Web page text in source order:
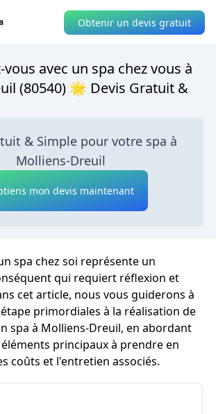
Obtenir un devis gratuit
avec un spa chez vous à
(80540) 🌟 Devis Gratuit &
& Simple pour votre spa à
Molliens-Dreuil
mon devis maintenant
spa chez soi représente un
qui requiert réflexion et
cet article, nous vous guiderons à
primordiales à la réalisation de
spa à Molliens-Dreuil, en abordant
principaux à prendre en
coûts et l'entretien associés.